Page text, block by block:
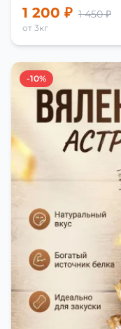
1 200 ₽ 1 450 ₽
от 3кг
-10%